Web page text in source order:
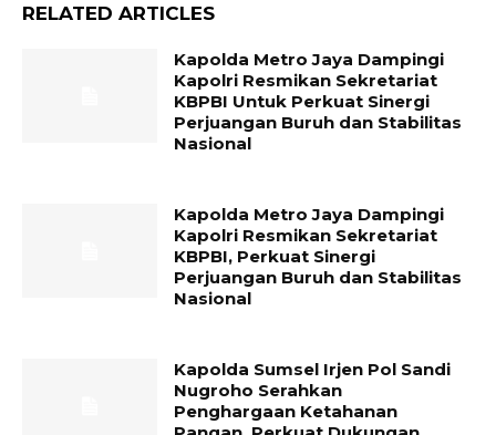
RELATED ARTICLES
Kapolda Metro Jaya Dampingi
Kapolri Resmikan Sekretariat
KBPBI Untuk Perkuat Sinergi
Perjuangan Buruh dan Stabilitas
Nasional
Kapolda Metro Jaya Dampingi
Kapolri Resmikan Sekretariat
KBPBI, Perkuat Sinergi
Perjuangan Buruh dan Stabilitas
Nasional
Kapolda Sumsel Irjen Pol Sandi
Nugroho Serahkan
Penghargaan Ketahanan